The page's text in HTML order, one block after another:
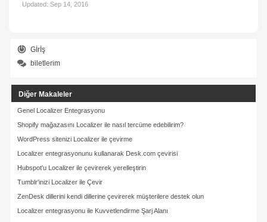
Updated: Sep 14, 2016
Gİrİş
biletlerim
Diğer Makaleler
Genel Localizer Entegrasyonu
Shopify mağazasını Localizer ile nasıl tercüme edebilirim?
WordPress sitenizi Localizer ile çevirme
Localizer entegrasyonunu kullanarak Desk.com çevirisi
Hubspot'u Localizer ile çevirerek yerelleştirin
Tumblr'inizi Localizer ile Çevir
ZenDesk dillerini kendi dillerine çevirerek müşterilere destek olun
Localizer entegrasyonu ile Kuvvetlendirme Şarj Alanı